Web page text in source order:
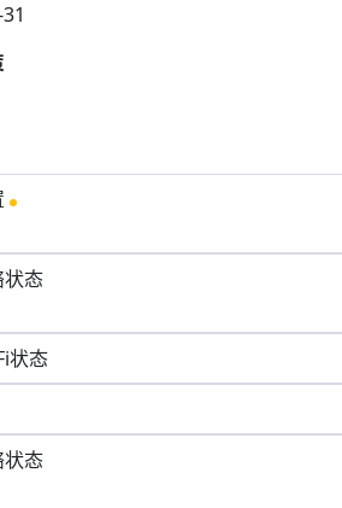
态
状态
状态